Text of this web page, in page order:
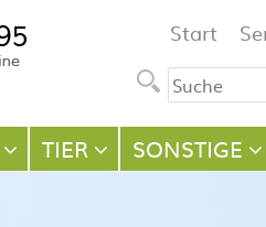
Navigation
Start
TIER SONSTIGE